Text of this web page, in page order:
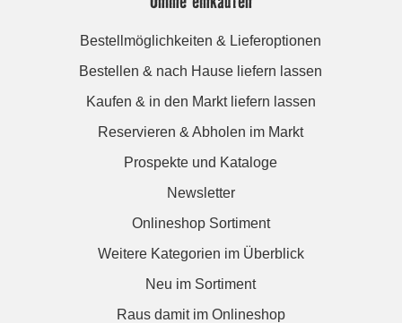
Bestellmöglichkeiten & Lieferoptionen
Bestellen & nach Hause liefern lassen
Kaufen & in den Markt liefern lassen
Reservieren & Abholen im Markt
Prospekte und Kataloge
Newsletter
Onlineshop Sortiment
Weitere Kategorien im Überblick
Neu im Sortiment
Raus damit im Onlineshop